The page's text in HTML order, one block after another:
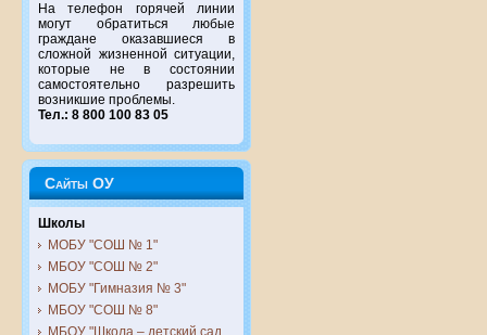
На телефон горячей линии
могут обратиться любые
граждане оказавшиеся в
сложной жизненной ситуации,
которые не в состоянии
самостоятельно разрешить
возникшие проблемы.
Тел.: 8 800 100 83 05
Сайты ОУ
Школы
МОБУ "СОШ № 1"
МБОУ "СОШ № 2"
МОБУ "Гимназия № 3"
МБОУ "СОШ № 8"
МБОУ "Школа – детский сад